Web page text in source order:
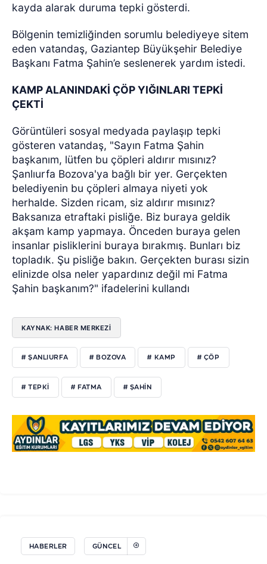
kayda alarak duruma tepki gösterdi.
Bölgenin temizliğinden sorumlu belediyeye sitem
eden vatandaş, Gaziantep Büyükşehir Belediye
Başkanı Fatma Şahin’e seslenerek yardım istedi.
KAMP ALANINDAKİ ÇÖP YIĞINLARI TEPKİ
ÇEKTİ
Görüntüleri sosyal medyada paylaşıp tepki
gösteren vatandaş, "Sayın Fatma Şahin
başkanım, lütfen bu çöpleri aldırır mısınız?
Şanlıurfa Bozova'ya bağlı bir yer. Gerçekten
belediyenin bu çöpleri almaya niyeti yok
herhalde. Sizden ricam, siz aldırır mısınız?
Baksanıza etraftaki pisliğe. Biz buraya geldik
akşam kamp yapmaya. Önceden buraya gelen
insanlar pisliklerini buraya bırakmış. Bunları biz
topladık. Şu pisliğe bakın. Gerçekten burası sizin
elinizde olsa neler yapardınız değil mi Fatma
Şahin başkanım?" ifadelerini kullandı
KAYNAK: HABER MERKEZİ
# ŞANLIURFA # BOZOVA # KAMP # ÇÖP
# TEPKİ # FATMA # ŞAHİN
HABERLER GÜNCEL